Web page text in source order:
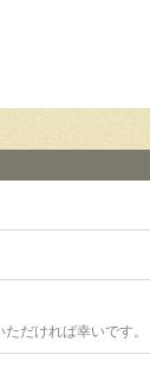
だければ幸いです。